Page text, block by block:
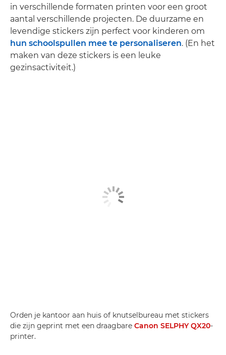
in verschillende formaten printen voor een groot
aantal verschillende projecten. De duurzame en
levendige stickers zijn perfect voor kinderen om
hun schoolspullen mee te personaliseren. (En het
maken van deze stickers is een leuke
gezinsactiviteit.)
Orden je kantoor aan huis of knutselbureau met stickers
die zijn geprint met een draagbare Canon SELPHY QX20-
printer.